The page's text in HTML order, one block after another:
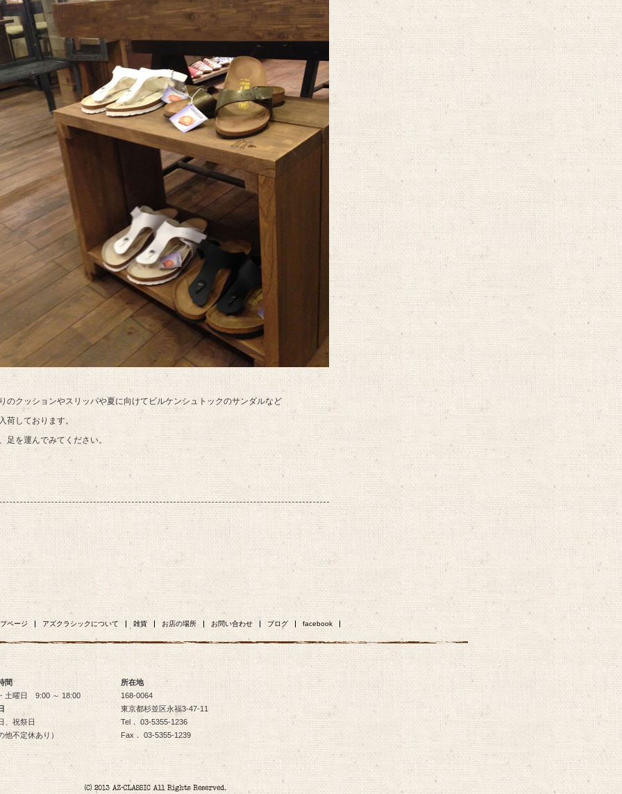
のクッションやスリッパや夏に向けてビルケンシュトックのサンダルなど
荷しております。
足を運んでみてください。
ページ アズクラシックについて 雑貨 お店の場所 お問い合わせ ブログ facebook
間
土曜日 9:00 ～ 18:00
、祝祭日
他不定休あり）
所在地
168-0064
東京都杉並区永福3-47-11
Tel． 03-5355-1236
Fax． 03-5355-1239